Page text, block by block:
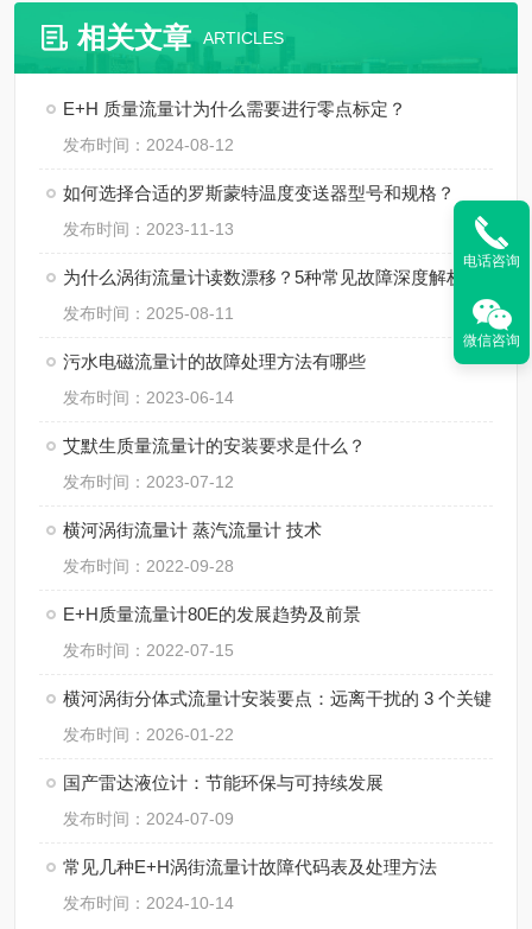
相关文章 ARTICLES
E+H 质量流量计为什么需要进行零点标定？
发布时间：2024-08-12
如何选择合适的罗斯蒙特温度变送器型号和规格？
发布时间：2023-11-13
为什么涡街流量计读数漂移？5种常见故障深度解析
发布时间：2025-08-11
污水电磁流量计的故障处理方法有哪些
发布时间：2023-06-14
艾默生质量流量计的安装要求是什么？
发布时间：2023-07-12
横河涡街流量计 蒸汽流量计 技术
发布时间：2022-09-28
E+H质量流量计80E的发展趋势及前景
发布时间：2022-07-15
横河涡街分体式流量计安装要点：远离干扰的 3 个关键
发布时间：2026-01-22
国产雷达液位计：节能环保与可持续发展
发布时间：2024-07-09
常见几种E+H涡街流量计故障代码表及处理方法
发布时间：2024-10-14
电话咨询
微信咨询